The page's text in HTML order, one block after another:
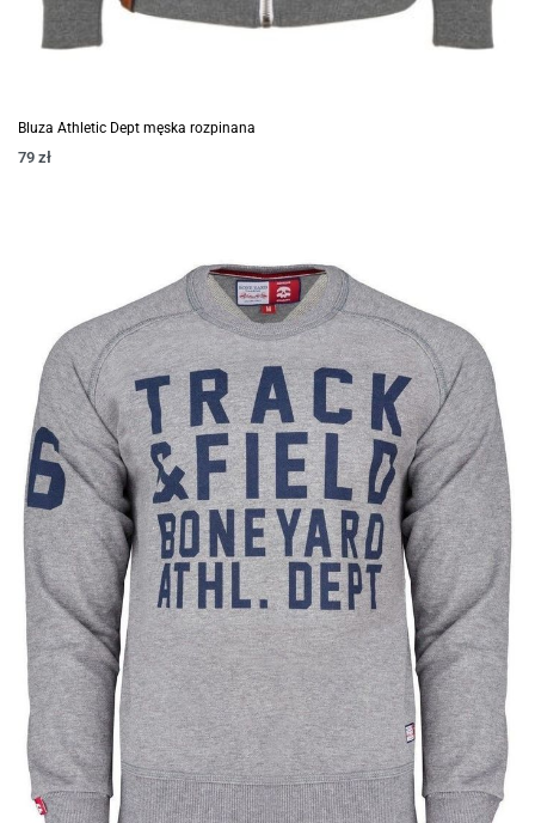
Bluza Athletic Dept męska rozpinana
79 zł